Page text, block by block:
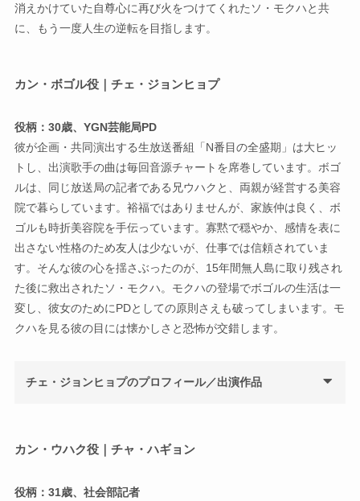
消えかけていた自尊心に再び火をつけてくれたソ・モクハと共
に、もう一度人生の逆転を目指します。
カン・ボゴル役｜チェ・ジョンヒョプ
役柄：30歳、YGN芸能局PD
彼が企画・共同演出する生放送番組「N番目の全盛期」は大ヒッ
トし、出演歌手の曲は毎回音源チャートを席巻しています。ボゴ
ルは、同じ放送局の記者である兄ウハクと、両親が経営する美容
院で暮らしています。裕福ではありませんが、家族仲は良く、ボ
ゴルも時折美容院を手伝っています。寡黙で穏やか、感情を表に
出さない性格のため友人は少ないが、仕事では信頼されていま
す。そんな彼の心を揺さぶったのが、15年間無人島に取り残され
た後に救出されたソ・モクハ。モクハの登場でボゴルの生活は一
変し、彼女のためにPDとしての原則さえも破ってしまいます。モ
クハを見る彼の目には懐かしさと恐怖が交錯します。
チェ・ジョンヒョプのプロフィール／出演作品
カン・ウハク役｜チャ・ハギョン
役柄：31歳、社会部記者